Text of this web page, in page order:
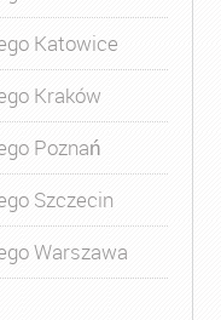
Katowice
Kraków
Poznań
Szczecin
Warszawa